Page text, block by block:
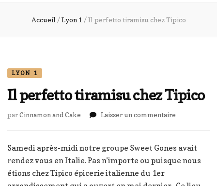
Accueil / Lyon 1 / Il perfetto tiramisu chez Tipico
LYON 1
Il perfetto tiramisu chez Tipico
parCinnamon and Cake Laisser un commentaire
tiramisu
Tipico
Samedi après-midi notre groupe Sweet Gones avait
rendez vous en Italie. Pas n’importe ou puisque nous
étions chez Tipico épicerie italienne du 1er